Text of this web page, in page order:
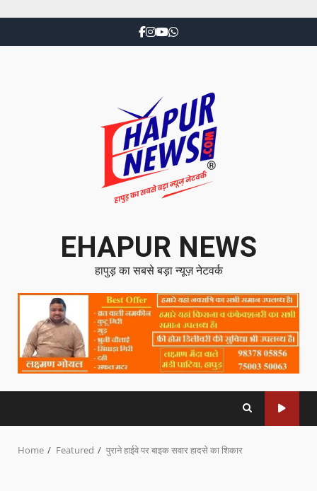
EHAPUR NEWS
हापुड़ का सबसे बड़ा न्यूज़ नेटवर्क
Home Featured पुराने हाईवे पर बाइक सवार हादसे का शिकार